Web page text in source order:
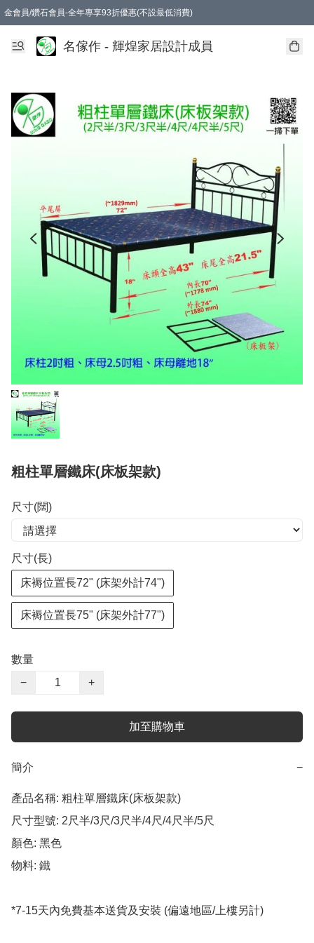
金會員/鑽石會員-全年專享93折優惠(不設最低消費)
名傢作 - 輝煌家居設計成員
粗柱單層鐵床(床板架款)
尺寸(闊)
尺寸(長)
床褥位置長72" (床架外計74")
床褥位置長75" (床架外計77")
數量
−
+
加至購物車
簡介 −
產品名稱: 粗柱單層鐵床(床板架款)
尺寸型號: 2尺半/3尺/3尺半/4尺/4尺半/5尺
顏色: 黑色
物料: 鐵
*7-15天內免費基本送貨及安裝 (偏遠地區/上樓另計)